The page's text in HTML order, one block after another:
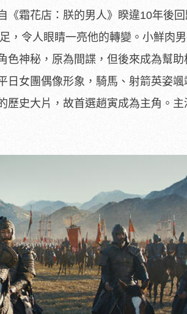
《霜花店：朕的男人》睽違10年後
，令人眼睛一亮他的轉變。小鮮肉
色神秘，原為間諜，但後來成為幫
日女團偶像形象，騎馬、射箭英姿颯
歷史大片，故首選趙寅成為主角。主